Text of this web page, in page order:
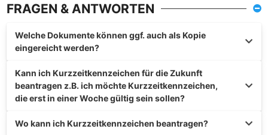
FRAGEN & ANTWORTEN
Welche Dokumente können ggf. auch als Kopie
eingereicht werden?
Kann ich Kurzzeitkennzeichen für die Zukunft
beantragen z.B. ich möchte Kurzzeitkennzeichen,
die erst in einer Woche gültig sein sollen?
Wo kann ich Kurzzeitkennzeichen beantragen?